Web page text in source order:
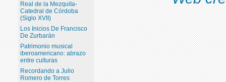
Real de la Mezquita-
Catedral de Córdoba
(Siglo XVII)
Los Inicios De Francisco
De Zurbarán
Patrimonio musical
iberoamericano: abrazo
entre culturas
Recordando a Julio
Romero de Torres